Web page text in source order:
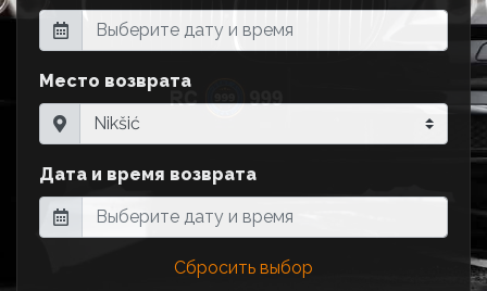
Место возврата
Дата и время возврата
Сбросить выбор